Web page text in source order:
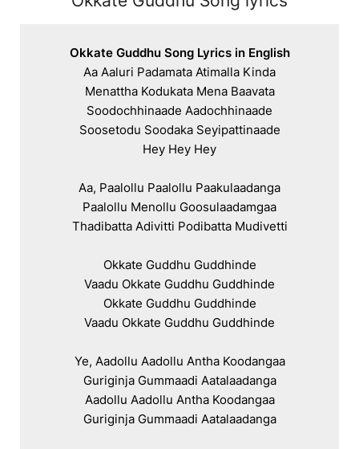
Okkate Guddhu Song Lyrics in English
Aa Aaluri Padamata Atimalla Kinda
Menattha Kodukata Mena Baavata
Soodochhinaade Aadochhinaade
Soosetodu Soodaka Seyipattinaade
Hey Hey Hey
Aa, Paalollu Paalollu Paakulaadanga
Paalollu Menollu Goosulaadamgaa
Thadibatta Adivitti Podibatta Mudivetti
Okkate Guddhu Guddhinde
Vaadu Okkate Guddhu Guddhinde
Okkate Guddhu Guddhinde
Vaadu Okkate Guddhu Guddhinde
Ye, Aadollu Aadollu Antha Koodangaa
Guriginja Gummaadi Aatalaadanga
Aadollu Aadollu Antha Koodangaa
Guriginja Gummaadi Aatalaadanga